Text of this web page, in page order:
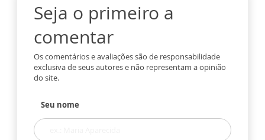
Seja o primeiro a
comentar
Os comentários e avaliações são de responsabilidade
exclusiva de seus autores e não representam a opinião
do site.
Seu nome